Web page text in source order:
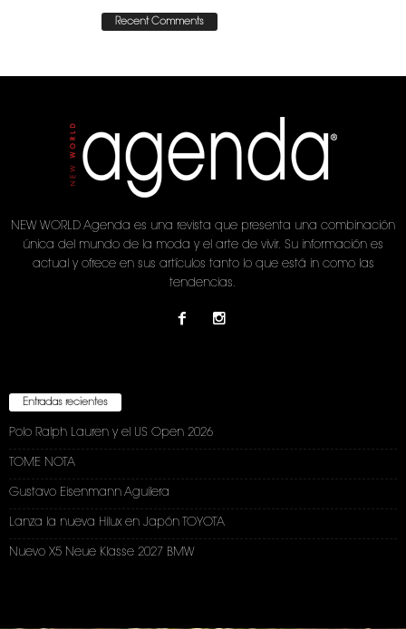
Recent Comments
NEW WORLD Agenda es una revista que presenta una combinación
única del mundo de la moda y el arte de vivir. Su información es
actual y ofrece en sus artículos tanto lo que está in como las
tendencias.
Entradas recientes
Polo Ralph Lauren y el US Open 2026
TOME NOTA
Gustavo Eisenmann Aguilera
Lanza la nueva Hilux en Japón TOYOTA
Nuevo X5 Neue Klasse 2027 BMW